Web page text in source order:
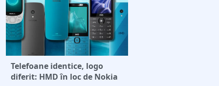
Telefoane identice, logo
diferit: HMD în loc de Nokia